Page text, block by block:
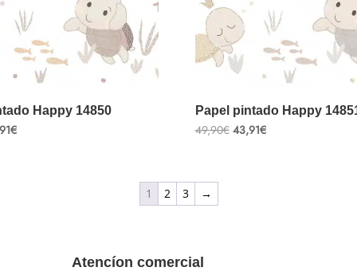
Happy 14850
€El
Papel pintado Happy
49,90€ El
precio
43,91€El
1 2 3 →
Atencíon comercial